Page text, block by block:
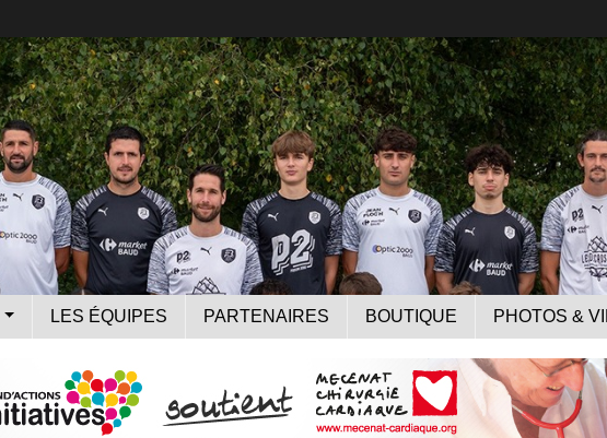
LES ÉQUIPES PARTENAIRES BOUTIQUE PHOTOS &